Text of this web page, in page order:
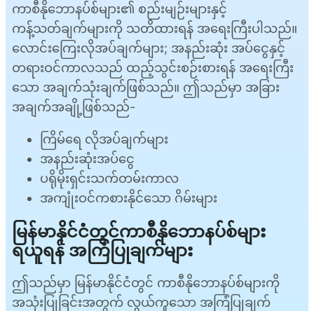
ကာစီနိုဘောနပ်စ်များ၏ စည်းမျဉ်းများနှင့်
ကန့်သတ်ချက်များကို သတိထားရန် အရေးကြီးပါသည်။
လောင်းကြေးလိုအပ်ချက်များ; အနည်းဆုံး အပ်ငွေနှင့်
တရားဝင်ကာလသည် ထည့်သွင်းစဉ်းစားရန် အရေးကြီး
သော အချက်သုံးချက်ဖြစ်သည်။ ဤသည်မှာ အခြား
အချက်အချို့ဖြစ်သည်-
ကြိမ်ရေ လိုအပ်ချက်များ
အနည်းဆုံးအပ်ငွေ
ပရိုမိုးရှင်းသက်တမ်းကာလ
အကျုံးဝင်ကစားနိုင်သော ဂိမ်းများ
မြန်မာနိုင်ငံတွင်ကာစီနိုဘောနပ်စ်များ
ရယူရန် အကြံပြုချက်များ
ဤသည်မှာ မြန်မာနိုင်ငံတွင် ကာစီနိုဘောနပ်စ်များကို
အသုံးပြုခြင်းအတွက် လွယ်ကူသော အကြံပြုချက်